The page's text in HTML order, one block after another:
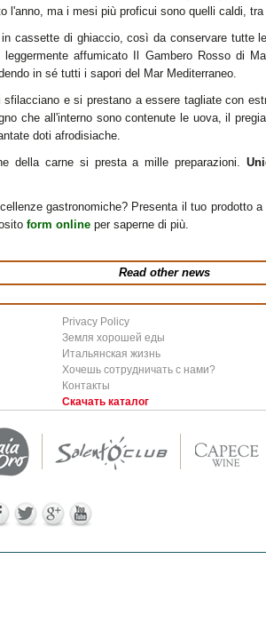
l'anno, ma i mesi più proficui sono quelli caldi,
cassette di ghiaccio, così da conservare tutte
affumicato Il Gambero Rosso di
in sé tutti i sapori del Mar Mediterraneo.
e si prestano a essere tagliate con
che all'interno sono contenute le uova, il
doti afrodisiache.
della carne si presta a mille preparazioni.
gastronomiche? Presenta il tuo prodotto
form online per saperne di più.
Read other news
Privacy Policy
Земля хорошей еды
Итальянская жизнь
Хочешь сотрудничать с нами?
Контакты
Скачать каталог